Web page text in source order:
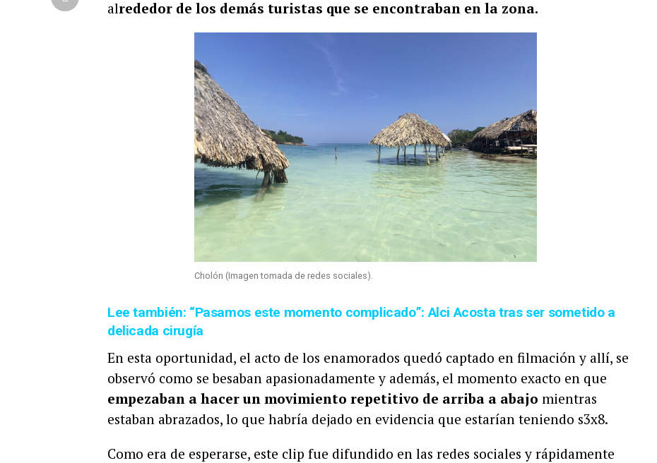
alrededor de los demás turistas que se encontraban en la zona.
Cholón (Imagen tomada de redes sociales).
Lee también: “Pasamos este momento complicado”: Alci Acosta tras ser sometido a
delicada cirugía
En esta oportunidad, el acto de los enamorados quedó captado en filmación y allí, se
observó como se besaban apasionadamente y además, el momento exacto en que
empezaban a hacer un movimiento repetitivo de arriba a abajo mientras
estaban abrazados, lo que habría dejado en evidencia que estarían teniendo s3x8.
Como era de esperarse, este clip fue difundido en las redes sociales y rápidamente